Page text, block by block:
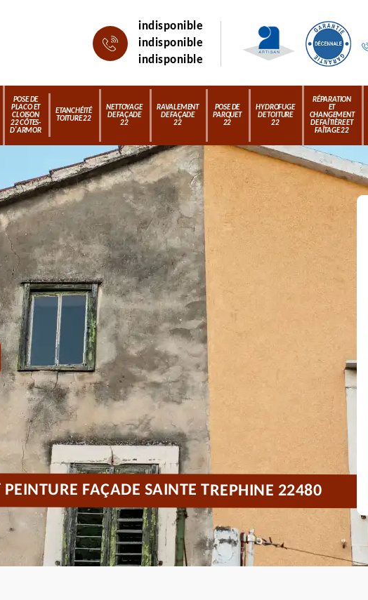
indisponible
indisponible
indisponible
POSE DE
PLACO ET
CLOISON
22 CÔTES-
D'ARMOR
ETANCHÉITÉ
TOITURE 22
NETTOYAGE
DE FAÇADE
22
RAVALEMENT
DE FAÇADE
22
POSE DE
PARQUET
22
HYDROFUGE
DE TOITURE
22
RÉPARATION
ET
CHANGEMENT
DE FAÎTIÈRE ET
FAÎTAGE 22
FAÇADE SAINTE TREPHINE 22480